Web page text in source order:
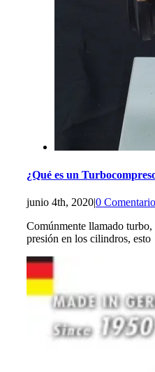
¿Qué es un
junio 4th, 2020|0
Comúnmente llamado turbo,
presión en los cilindros, esto